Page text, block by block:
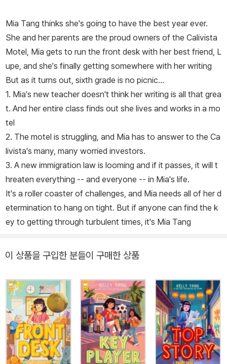
Mia Tang thinks she's going to have the best year ever.
She and her parents are the proud owners of the Calivista
Motel, Mia gets to run the front desk with her best friend, L
upe, and she's finally getting somewhere with her writing
But as it turns out, sixth grade is no picnic...
1. Mia's new teacher doesn't think her writing is all that grea
t. And her entire class finds out she lives and works in a mo
tel
2. The motel is struggling, and Mia has to answer to the Ca
livista's many, many worried investors.
3. A new immigration law is looming and if it passes, it will t
hreaten everything -- and everyone -- in Mia's life.
It's a roller coaster of challenges, and Mia needs all of her d
etermination to hang on tight. But if anyone can find the k
ey to getting through turbulent times, it's Mia Tang
이 상품을 구입한 분들이 구매한 상품